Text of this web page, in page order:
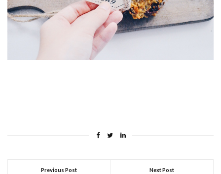
Previous Post Next Post